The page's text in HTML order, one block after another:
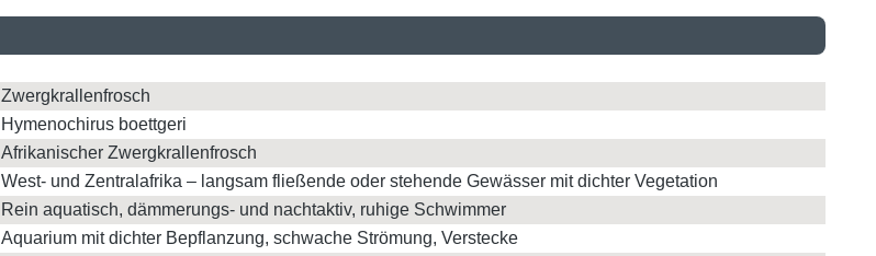
Zwergkrallenfrosch
Hymenochirus boettgeri
Afrikanischer Zwergkrallenfrosch
West- und Zentralafrika – langsam fließende oder stehende Gewässer mit dichter Vegetation
Rein aquatisch, dämmerungs- und nachtaktiv, ruhige Schwimmer
Aquarium mit dichter Bepflanzung, schwache Strömung, Verstecke